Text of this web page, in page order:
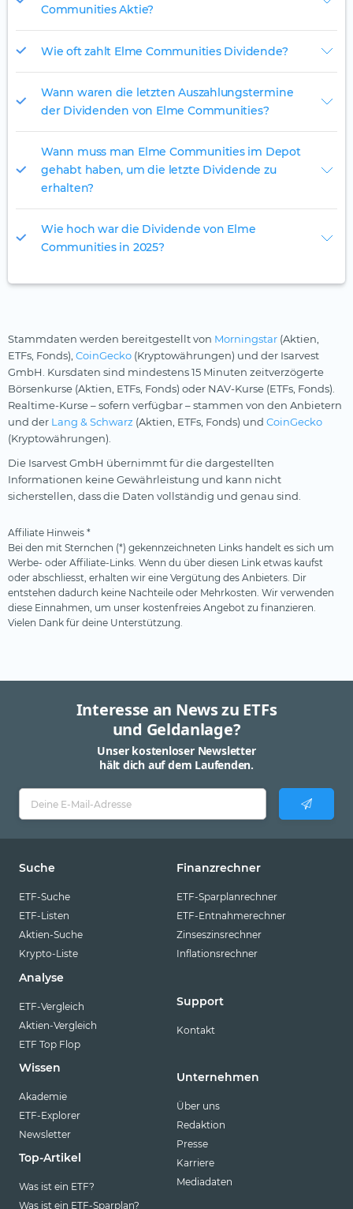
Communities Aktie?
Wie oft zahlt Elme Communities Dividende?
Wann waren die letzten Auszahlungstermine
der Dividenden von Elme Communities?
Wann muss man Elme Communities im Depot
gehabt haben, um die letzte Dividende zu
erhalten?
Wie hoch war die Dividende von Elme
Communities in 2025?
Stammdaten werden bereitgestellt von Morningstar (Aktien,
ETFs, Fonds), CoinGecko (Kryptowährungen) und der Isarvest
GmbH. Kursdaten sind mindestens 15 Minuten zeitverzögerte
Börsenkurse (Aktien, ETFs, Fonds) oder NAV-Kurse (ETFs, Fonds).
Realtime-Kurse – sofern verfügbar – stammen von den Anbietern
und der Lang & Schwarz (Aktien, ETFs, Fonds) und CoinGecko
(Kryptowährungen).
Die Isarvest GmbH übernimmt für die dargestellten
Informationen keine Gewährleistung und kann nicht
sicherstellen, dass die Daten vollständig und genau sind.
Affiliate Hinweis *
Bei den mit Sternchen (*) gekennzeichneten Links handelt es sich um
Werbe- oder Affiliate-Links. Wenn du über diesen Link etwas kaufst
oder abschliesst, erhalten wir eine Vergütung des Anbieters. Dir
entstehen dadurch keine Nachteile oder Mehrkosten. Wir verwenden
diese Einnahmen, um unser kostenfreies Angebot zu finanzieren.
Vielen Dank für deine Unterstützung.
Interesse an News zu ETFs
und Geldanlage?
Unser kostenloser Newsletter
hält dich auf dem Laufenden.
Suche
ETF-Suche
ETF-Listen
Aktien-Suche
Krypto-Liste
Analyse
ETF-Vergleich
Aktien-Vergleich
ETF Top Flop
Wissen
Akademie
ETF-Explorer
Newsletter
Top-Artikel
Was ist ein ETF?
Was ist ein ETF-Sparplan?
Finanzrechner
ETF-Sparplanrechner
ETF-Entnahmerechner
Zinseszinsrechner
Inflationsrechner
Support
Kontakt
Unternehmen
Über uns
Redaktion
Presse
Karriere
Mediadaten